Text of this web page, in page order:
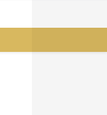
Terbaik di Unilever Store